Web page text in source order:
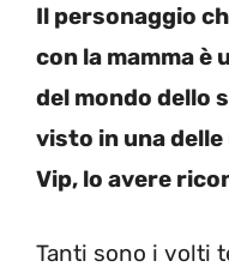
Il personaggio
con la mamma è
del mondo dello
visto in una
Vip, lo avere
Tanti sono i volti